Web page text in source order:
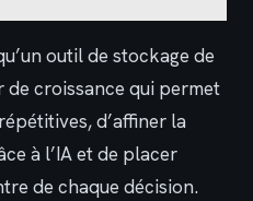
outil de stockage de
de croissance qui permet
d’affiner la
à l’IA et de placer
de chaque décision.